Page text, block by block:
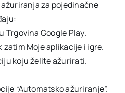
za pojedinačne
Google Play.
Moje aplikacije i igre.
koju želite ažurirati.
“Automatsko ažuriranje”.